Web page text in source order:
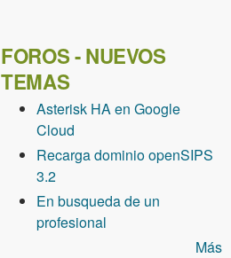
FOROS - NUEVOS
TEMAS
Asterisk HA en Google
Cloud
Recarga dominio openSIPS
3.2
En busqueda de un
profesional
Más